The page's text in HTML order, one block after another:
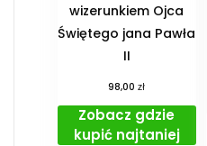
wizerunkiem Ojca
Świętego jana Pawła
II
98,00zł
Zobacz gdzie
kupić najtaniej